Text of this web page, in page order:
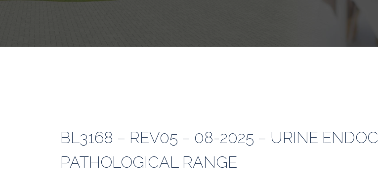
BL3168 – REV05 – 08-2025 – URINE
PATHOLOGICAL RANGE